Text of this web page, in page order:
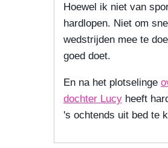
Hoewel ik niet van
hardlopen. Niet om
wedstrijden mee te
goed doet.
En na het plotselinge
dochter Lucyheeft
's ochtends uit bed te